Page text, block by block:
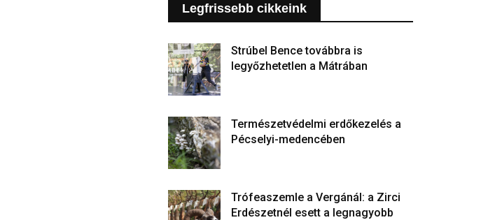
Legfrissebb cikkeink
Strúbel Bence továbbra is
legyőzhetetlen a Mátrában
Természetvédelmi erdőkezelés a
Pécselyi-medencében
Trófeaszemle a Vergánál: a Zirci
Erdészetnél esett a legnagyobb